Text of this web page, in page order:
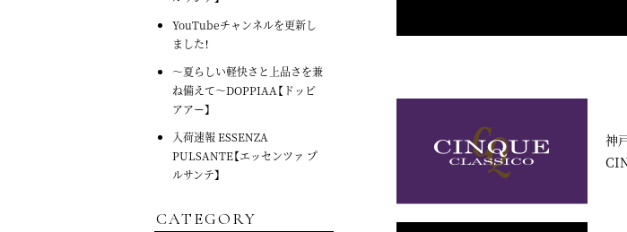
神
YouTubeチャンネルを更新し
ました！
～夏らしい軽快さと上品さを兼
ね備えて～DOPPIAA【ドッピ
アアー】
入荷速報 ESSENZA
PULSANTE【エッセンツァ プ
ルサンテ】
CATEGORY